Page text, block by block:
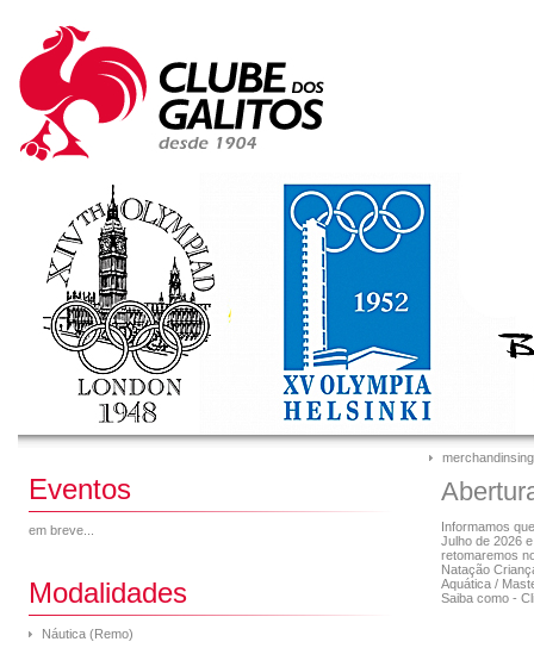
Eventos
em breve...
Modalidades
Náutica (Remo)
merchandinsing
Informamos
Julho de 2026
retomaremos
Natação
Aquática /
Saiba como -